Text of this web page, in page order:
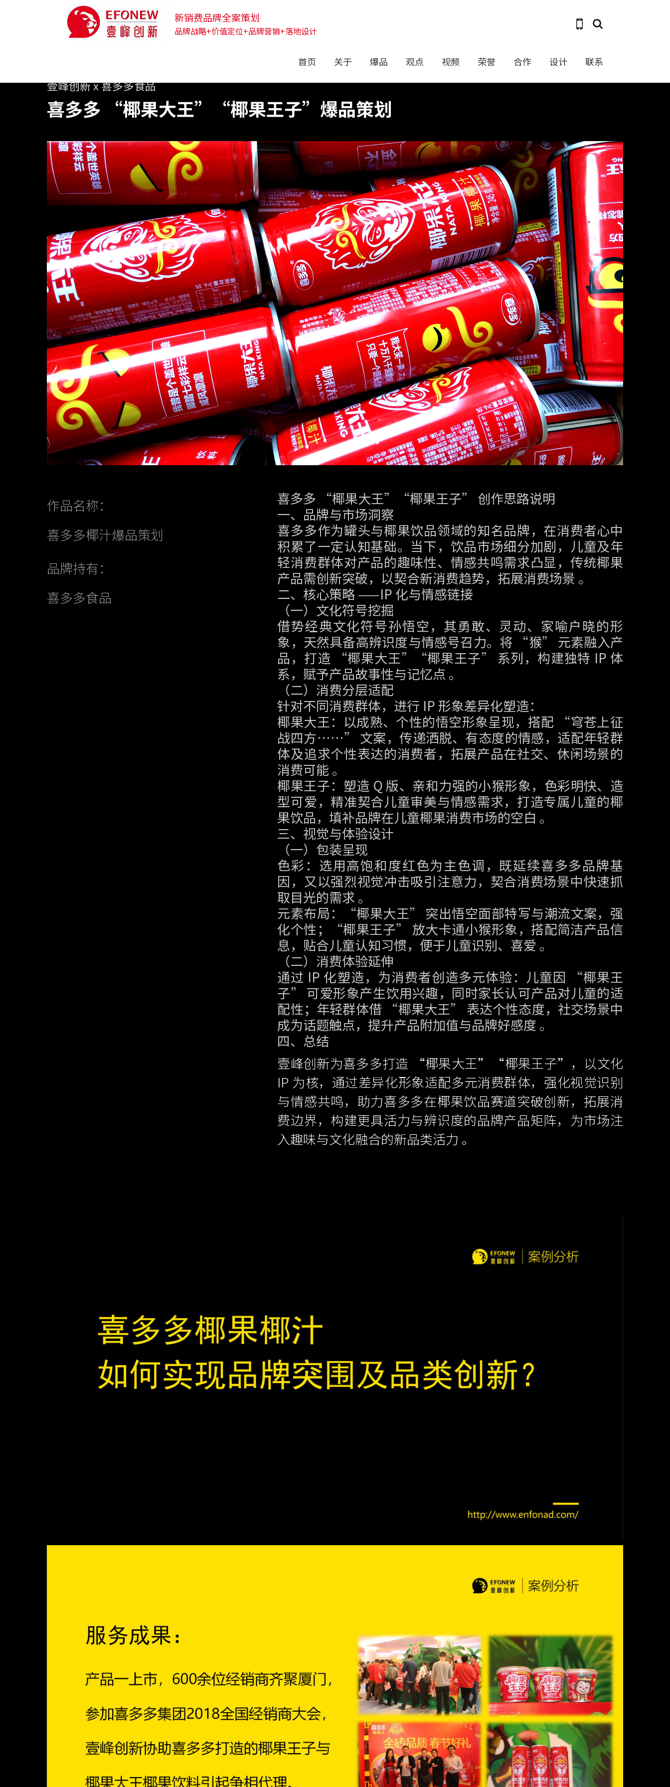
新销费品牌全案策划
品牌战略+价值定位+品牌营销+落地设计
首页 关于 爆品 观点 视频 荣誉 合作 设计 联系
壹峰创新 x 喜多多食品
喜多多 “椰果大王”“椰果王子”爆品策划
作品名称：
喜多多椰汁爆品策划
品牌持有：
喜多多食品
喜多多 “椰果大王”“椰果王子” 创作思路说明
一、品牌与市场洞察
喜多多作为罐头与椰果饮品领域的知名品牌，在消费者心中
积累了一定认知基础。当下，饮品市场细分加剧，儿童及年
轻消费群体对产品的趣味性、情感共鸣需求凸显，传统椰果
产品需创新突破，以契合新消费趋势，拓展消费场景 。
二、核心策略 ——IP 化与情感链接
（一）文化符号挖掘
借势经典文化符号孙悟空，其勇敢、灵动、家喻户晓的形
象，天然具备高辨识度与情感号召力。将 “猴” 元素融入产
品，打造 “椰果大王”“椰果王子” 系列，构建独特 IP 体
系，赋予产品故事性与记忆点 。
（二）消费分层适配
针对不同消费群体，进行 IP 形象差异化塑造：
椰果大王：以成熟、个性的悟空形象呈现，搭配 “穹苍上征
战四方……” 文案，传递洒脱、有态度的情感，适配年轻群
体及追求个性表达的消费者，拓展产品在社交、休闲场景的
消费可能 。
椰果王子：塑造 Q 版、亲和力强的小猴形象，色彩明快、造
型可爱，精准契合儿童审美与情感需求，打造专属儿童的椰
果饮品，填补品牌在儿童椰果消费市场的空白 。
三、视觉与体验设计
（一）包装呈现
色彩：选用高饱和度红色为主色调，既延续喜多多品牌基
因，又以强烈视觉冲击吸引注意力，契合消费场景中快速抓
取目光的需求 。
元素布局：“椰果大王” 突出悟空面部特写与潮流文案，强
化个性；“椰果王子” 放大卡通小猴形象，搭配简洁产品信
息，贴合儿童认知习惯，便于儿童识别、喜爱 。
（二）消费体验延伸
通过 IP 化塑造，为消费者创造多元体验：儿童因 “椰果王
子” 可爱形象产生饮用兴趣，同时家长认可产品对儿童的适
配性；年轻群体借 “椰果大王” 表达个性态度，社交场景中
成为话题触点，提升产品附加值与品牌好感度 。
四、总结
壹峰创新为喜多多打造 “椰果大王”“椰果王子”，以文化
IP 为核，通过差异化形象适配多元消费群体，强化视觉识别
与情感共鸣，助力喜多多在椰果饮品赛道突破创新，拓展消
费边界，构建更具活力与辨识度的品牌产品矩阵，为市场注
入趣味与文化融合的新品类活力 。